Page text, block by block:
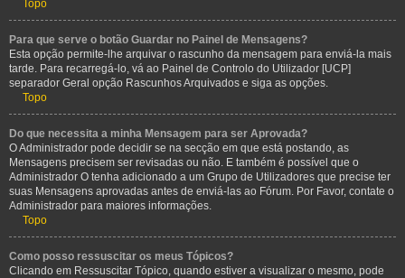
Topo
Para que serve o botão Guardar no Painel de Mensagens?
Esta opção permite-lhe arquivar o rascunho da mensagem para enviá-la mais
tarde. Para recarregá-lo, vá ao Painel de Controlo do Utilizador [UCP]
separador Geral opção Rascunhos Arquivados e siga as opções.
Topo
Do que necessita a minha Mensagem para ser Aprovada?
O Administrador pode decidir se na secção em que está postando, as
Mensagens precisem ser revisadas ou não. E também é possível que o
Administrador O tenha adicionado a um Grupo de Utilizadores que precise ter
suas Mensagens aprovadas antes de enviá-las ao Fórum. Por Favor, contate o
Administrador para maiores informações.
Topo
Como posso ressuscitar os meus Tópicos?
Clicando em Ressuscitar Tópico, quando estiver a visualizar o mesmo, pode